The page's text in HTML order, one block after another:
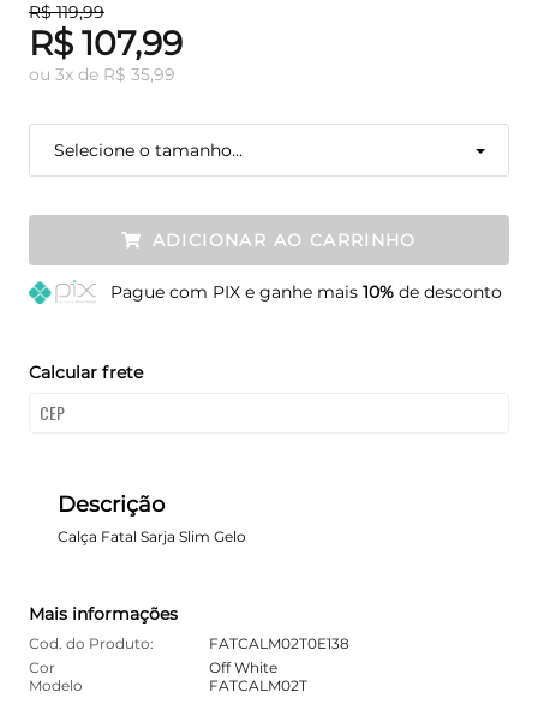
R$ 119,99
R$ 107,99
ou 3x de R$ 35,99
Selecione o tamanho...
ADICIONAR AO CARRINHO
Pague com PIX e ganhe mais 10%de desconto
Calcular frete
Descrição
Calça Fatal Sarja Slim Gelo
Mais informações
Cod. do Produto:
FATCALM02T0E138
Cor
Off White
Modelo
FATCALM02T